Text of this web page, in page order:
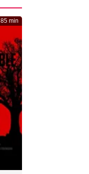
85 min